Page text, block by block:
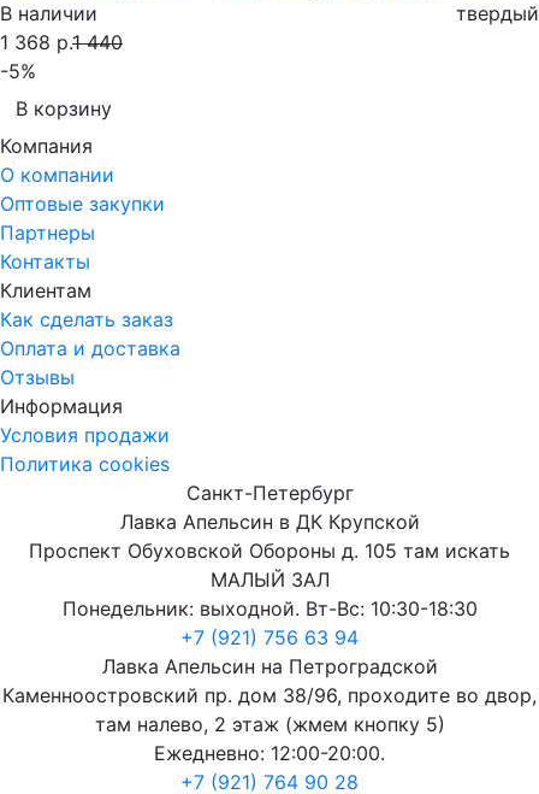
В наличии
твердый
1 368 р.1 440
-5%
В корзину
Компания
О компании
Оптовые закупки
Партнеры
Контакты
Клиентам
Как сделать заказ
Оплата и доставка
Отзывы
Информация
Условия продажи
Политика cookies
Санкт-Петербург
Лавка Апельсин в ДК Крупской
Проспект Обуховской Обороны д. 105 там искать
МАЛЫЙ ЗАЛ
Понедельник: выходной. Вт-Вс: 10:30-18:30
+7 (921) 756 63 94
Лавка Апельсин на Петроградской
Каменноостровский пр. дом 38/96, проходите во двор,
там налево, 2 этаж (жмем кнопку 5)
Ежедневно: 12:00-20:00.
+7 (921) 764 90 28